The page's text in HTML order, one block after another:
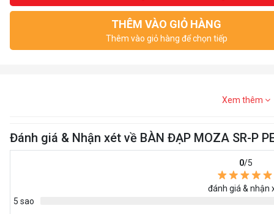
THÊM VÀO GIỎ HÀNG
Thêm vào giỏ hàng để chọn tiếp
Xem thêm
Đánh giá & Nhận xét về BÀN ĐẠP MOZA SR-P
0/5
đánh giá & nhận
5 sao